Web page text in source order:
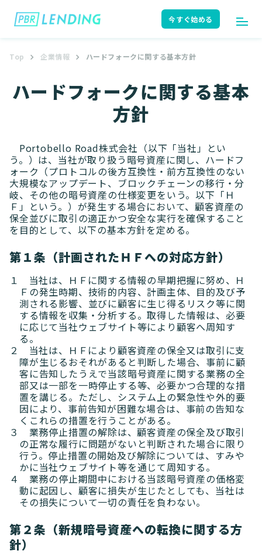
今すぐ始める
サポート よくある質問
お知らせ ニュースリリース
ブログ
高額貸出をご検討の方
ご利用中のお客様
セキュリティ
企業情報 キャリア採用 規約・ポリシー お問い合わせ
Top 企業情報 ハードフォークに関する基本方針
ハードフォークに関する基本
方針
Portobello Road株式会社（以下「当社」とい
う。）は、当社が取り扱う暗号資産に関し、ハードフ
ォーク（プロトコルの後方互換性・前方互換性のない
大規模なアップデート、ブロックチェーンの移行・分
岐、その他の暗号資産の仕様変更をいう。以下「Ｈ
Ｆ」という。）が発生する場合において、顧客資産の
保全並びに取引の適正かつ安全な実行を確保すること
を目的として、以下の基本方針を定める。
第１条（計画されたＨＦへの対応方針）
１ 当社は、ＨＦに関する情報の早期把握に努め、Ｈ
Ｆの発生時期、技術的内容、計画主体、目的及び予
測される影響、並びに顧客に生じ得るリスク等に関
する情報を収集・分析する。取得した情報は、必要
に応じて当社ウェブサイト等により顧客へ周知す
る。
２ 当社は、ＨＦにより顧客資産の保全又は取引に支
障が生じるおそれがあると判断した場合、事前に顧
客に告知したうえで当該暗号資産に関する業務の全
部又は一部を一時停止する等、必要かつ合理的な措
置を講じる。ただし、システム上の緊急性や外的要
因により、事前告知が困難な場合は、事前の告知な
くこれらの措置を行うことがある。
３ 業務停止措置の解除は、顧客資産の保全及び取引
の正常な履行に問題がないと判断された場合に限り
行う。停止措置の開始及び解除については、すみや
かに当社ウェブサイト等を通じて周知する。
４ 業務の停止期間中における当該暗号資産の価格変
動に起因し、顧客に損失が生じたとしても、当社は
その損失について一切の責任を負わない。
第２条（新規暗号資産への転換に関する方
針）